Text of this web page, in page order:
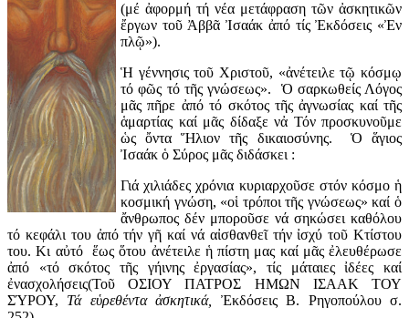
(μέ ἀφορμή τή νέα μετάφραση τῶν ἀσκητικῶν
ἔργων τοῦ Ἀββᾶ Ἰσαάκ ἀπό τίς Ἐκδόσεις «Ἐν
πλῷ»).
Ἡ γέννησις τοῦ Χριστοῦ, «ἀνέτειλε τῷ κόσμῳ
τό φῶς τό τῆς γνώσεως». Ὁ σαρκωθείς Λόγος
μᾶς πῆρε ἀπό τό σκότος τῆς ἀγνωσίας καί τῆς
ἁμαρτίας καί μᾶς δίδαξε νἀ Τόν προσκυνοῦμε
ὡς ὄντα Ἥλιον τῆς δικαιοσύνης. Ὁ ἅγιος
Ἰσαάκ ὁ Σύρος μᾶς διδάσκει :
Γιά χιλιάδες χρόνια κυριαρχοῦσε στόν κόσμο ἡ
κοσμική γνώση, «οἱ τρόποι τῆς γνώσεως» καί ὁ
ἄνθρωπος δέν μποροῦσε νά σηκώσει καθόλου
τό κεφάλι του ἀπό τήν γῆ καί νά αἰσθανθεῖ τήν ἰσχύ τοῦ Κτίστου
του. Κι αὐτό ἕως ὅτου ἀνέτειλε ἡ πίστη μας καί μᾶς ἐλευθέρωσε
ἀπό «τό σκότος τῆς γήινης ἐργασίας», τίς μάταιες ἰδέες καί
ἐνασχολήσεις(Τοῦ ΟΣΙΟΥ ΠΑΤΡΟΣ ΗΜΩΝ ΙΣΑΑΚ ΤΟΥ
ΣΎΡΟΥ, Τά εὑρεθέντα ἀσκητικά, Ἐκδόσεις Β. Ρηγοπούλου σ.